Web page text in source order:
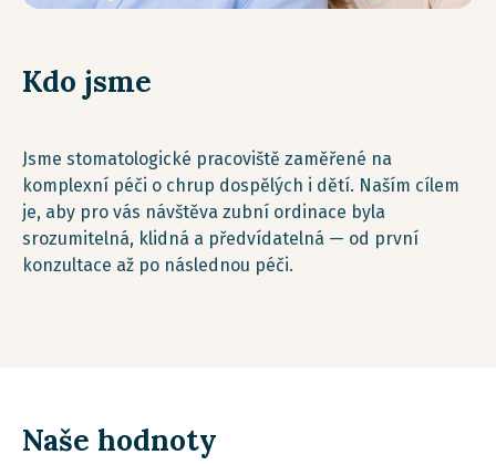
Kdo jsme
Jsme stomatologické pracoviště zaměřené na
komplexní péči o chrup dospělých i dětí. Naším cílem
je, aby pro vás návštěva zubní ordinace byla
srozumitelná, klidná a předvídatelná — od první
konzultace až po následnou péči.
Naše hodnoty